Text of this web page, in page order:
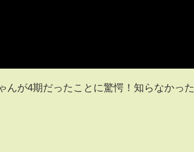
んが4期だったことに驚愕！知らなかった